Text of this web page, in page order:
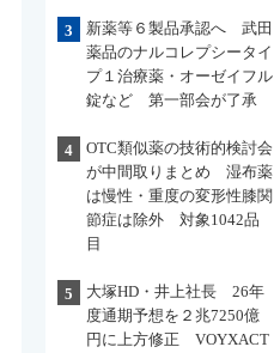
3
新薬等６製品承認へ 武田
薬品のナルコレプシータイ
プ１治療薬・オーゼイフル
錠など 第一部会が了承
4
OTC類似薬の技術的検討会
が中間取りまとめ 湿布薬
は慢性・重度の変形性膝関
節症は除外 対象1042品
目
5
大塚HD・井上社長 26年
度通期予想を２兆7250億
円に上方修正 VOYXACT